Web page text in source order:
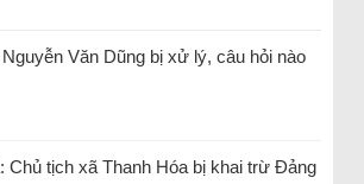
Văn Dũng bị xử lý, câu hỏi nào
Chủ tịch xã Thanh Hóa bị khai trừ Đảng